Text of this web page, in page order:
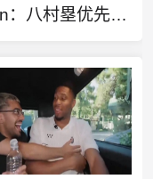
Stein：八村塁优先考虑留在LA 在网侠勇狼四队有意下最终选择快船